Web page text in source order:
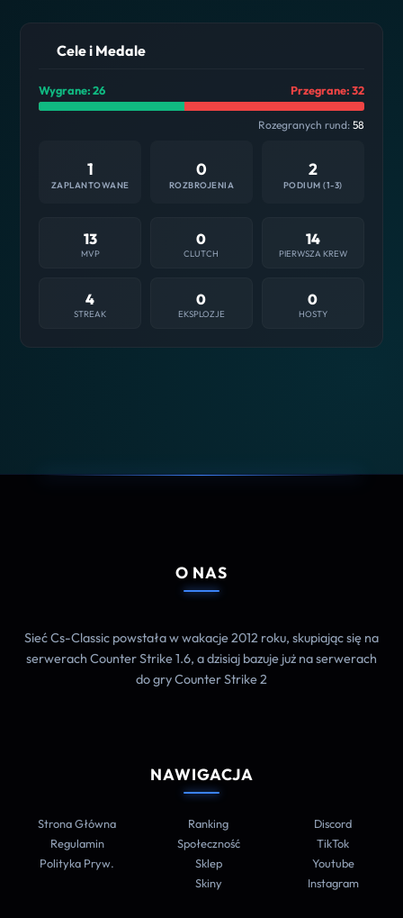
Cele i Medale
Wygrane: 26 Przegrane: 32
Rozegranych rund: 58
1
ZAPLANTOWANE
0
ROZBROJENIA
2
PODIUM (1-3)
13
MVP
0
CLUTCH
14
PIERWSZA KREW
4
STREAK
0
EKSPLOZJE
0
HOSTY
O NAS
Sieć Cs-Classic powstała w wakacje 2012 roku, skupiając się na
serwerach Counter Strike 1.6, a dzisiaj bazuje już na serwerach
do gry Counter Strike 2
NAWIGACJA
Strona Główna
Regulamin
Polityka Pryw.
Ranking
Społeczność
Sklep
Skiny
Discord
TikTok
Youtube
Instagram